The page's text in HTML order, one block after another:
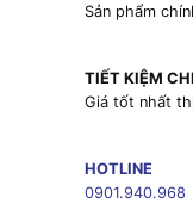
Sản phẩm
TIẾT KIỆM
Giá tốt nhất
HOTLINE
0901.940.968